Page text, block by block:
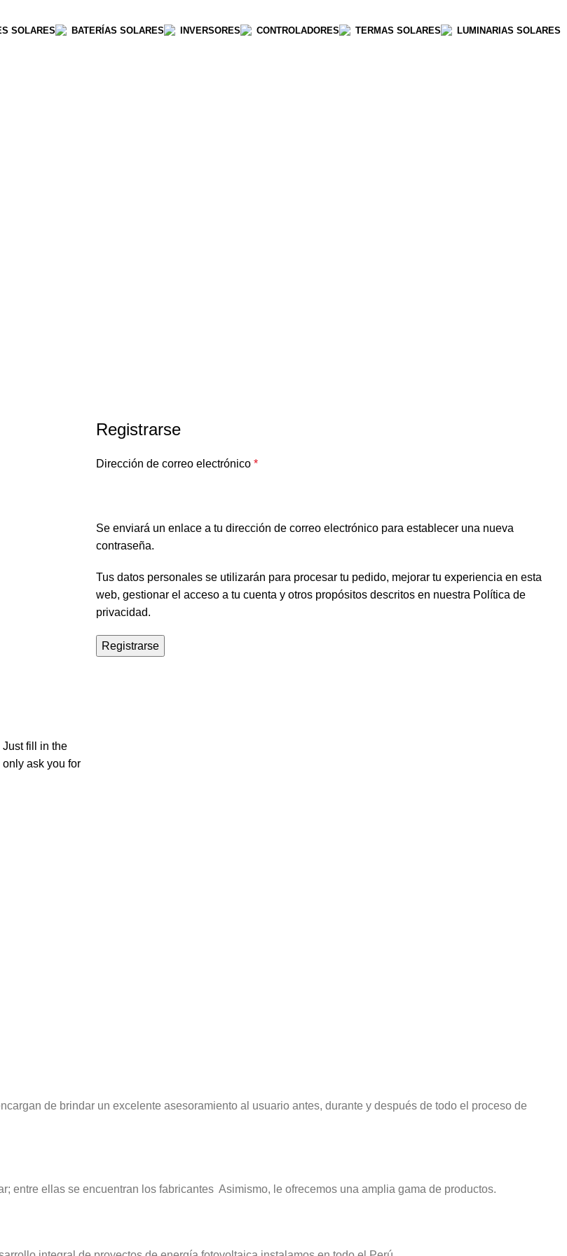
SOLARES BATERÍAS SOLARES INVERSORES CONTROLADORES TERMAS SOLARES
LUMINARIAS SOLARES
Registrarse
Dirección de correo electrónico *
Se enviará un enlace a tu dirección de correo electrónico para establecer una nueva
contraseña.
Tus datos personales se utilizarán para procesar tu pedido, mejorar tu experiencia en esta
web, gestionar el acceso a tu cuenta y otros propósitos descritos en nuestra Política de
privacidad.
Registrarse
Just fill in the
ask you for
de brindar un excelente asesoramiento al usuario antes, durante y después de todo el proceso de
entre ellas se encuentran los fabricantes Asimismo, le ofrecemos una amplia gama de productos.